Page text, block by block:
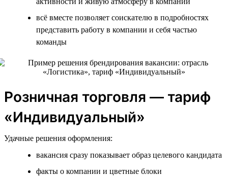
всё вместе позволяет соискателю в подробностях
представить работу в компании и себя частью
команды
Розничная торговля — тариф
«Индивидуальный»
Удачные решения оформления:
вакансия сразу показывает образ целевого кандидата
факты о компании и цветные блоки